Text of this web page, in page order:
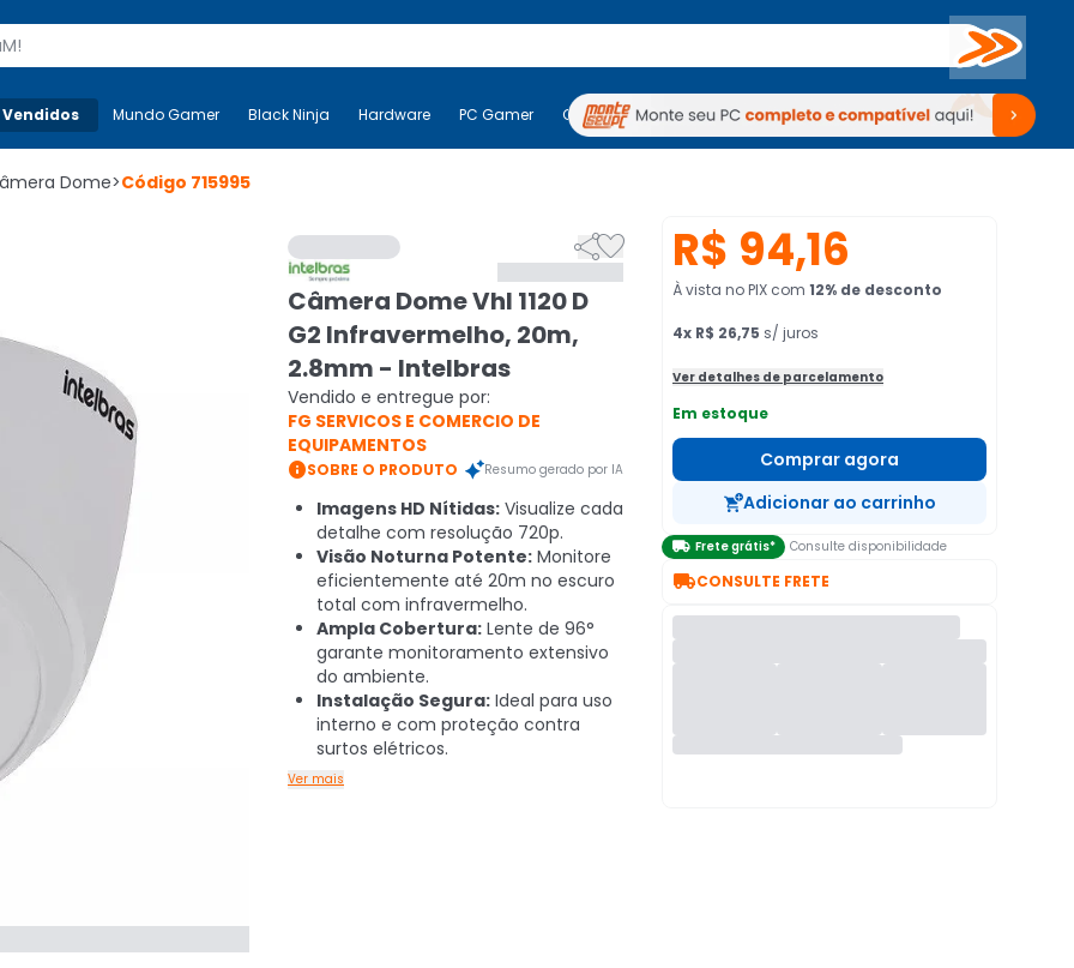
Buscar
Mais-v- Mundo Gamer Black Ninja Hardware PC Gamer Computadores Periféricos TV Venda no KaBuM!
Mundo Gamer Black Ninja Hardware PC Gamer Computadores Periféricos TV Venda no KaBuM!
Dome>Código 715995

Câmera Dome Vhl 1120 D
G2 Infravermelho, 20m,
2.8mm - Intelbras
Vendido e entregue por:
FG SERVICOS E COMERCIO DE
EQUIPAMENTOS
SOBRE O PRODUTO Resumo gerado por IA
Imagens HD Nítidas: Visualize cada
detalhe com resolução 720p.
Visão Noturna Potente: Monitore
eficientemente até 20m no escuro
total com infravermelho.
Ampla Cobertura: Lente de 96°
garante monitoramento extensivo
do ambiente.
Instalação Segura: Ideal para uso
interno e com proteção contra
surtos elétricos.
Ver mais
R$ 94,16
À vista no PIX com 12% de desconto
4x R$ 26,75 s/ juros
Ver detalhes de parcelamento
Em estoque
Comprar agora
Adicionar ao carrinho
 Frete grátis* Consulte disponibilidade
CONSULTE FRETE